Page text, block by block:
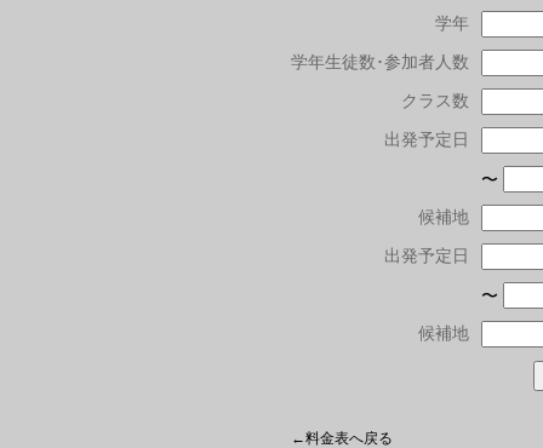
学年
学年生徒数･参加者人数
クラス数
出発予定日
〜
候補地
出発予定日
〜
候補地
←料金表へ戻る